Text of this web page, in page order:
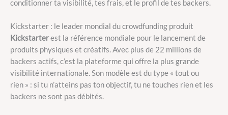
conditionner ta visibilité, tes frais, et le profil de tes backers.
Kickstarter : le leader mondial du crowdfunding produit
Kickstarterest la référence mondiale pour le lancement de
produits physiques et créatifs. Avec plus de 22 millions de
backers actifs, c’est la plateforme qui offre la plus grande
visibilité internationale. Son modèle est du type « tout ou
rien » : si tu n’atteins pas ton objectif, tu ne touches rien et les
backers ne sont pas débités.